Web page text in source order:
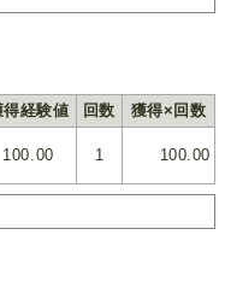
得経験値 回数
獲得×回数
100.00 1 100.00